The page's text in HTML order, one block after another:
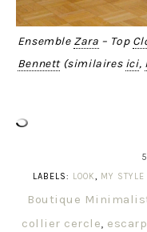
Ensemble Zara – Top
Bennett(similaires ici,
LABELS:
LOOK, MY STYLE
Boutique
collier cercle,